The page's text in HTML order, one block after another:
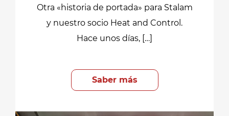
Otra «historia de portada» para Stalam
y nuestro socio Heat and Control.
Hace unos días, […]
Saber más